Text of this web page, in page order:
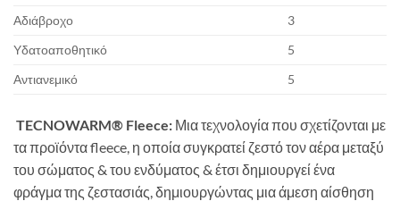
Αδιάβροχο
3
Υδατοαποθητικό
5
Αντιανεμικό
5
TECNOWARM® Fleece: Μια τεχνολογία που σχετίζονται με
τα προϊόνταfleece, η οποία συγκρατείζεστότον αέρα μεταξύ
του σώματος & του ενδύματος & έτσι δημιουργεί ένα
φράγμα της ζεστασιάς, δημιουργώντας μια άμεση αίσθηση